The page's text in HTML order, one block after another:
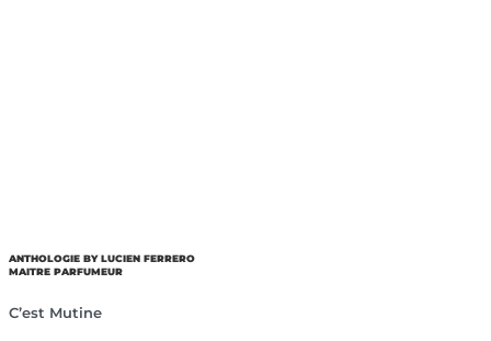
ANTHOLOGIE BY LUCIEN FERRERO
MAITRE PARFUMEUR
C’est Mutine